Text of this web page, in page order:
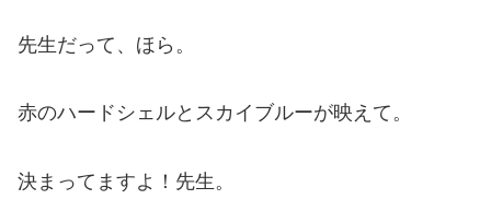
先生だって、ほら。
赤のハードシェルとスカイブルーが映えて。
決まってますよ！先生。